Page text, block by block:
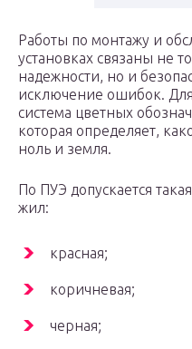
Работы по монтажу и
установках связаны не
надежности, но и
исключение ошибок.
система цветных
которая определяет,
ноль и земля.
По ПУЭ допускается
жил:
красная;
коричневая;
черная;